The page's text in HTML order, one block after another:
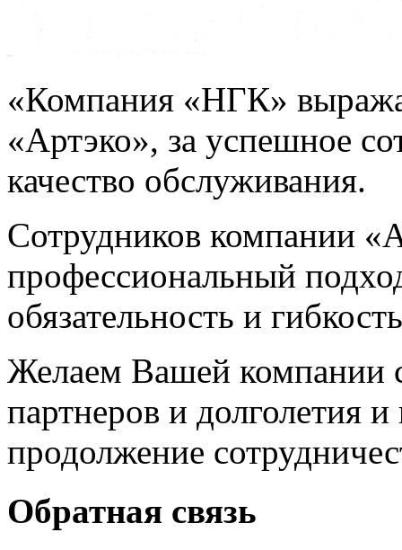
«Компания «НГК»
«Артэко», за успешное
качество обслуживания.
Сотрудников компании
профессиональный
обязательность и
Желаем Вашей компании
партнеров и долголетия
продолжение
Обратная связь